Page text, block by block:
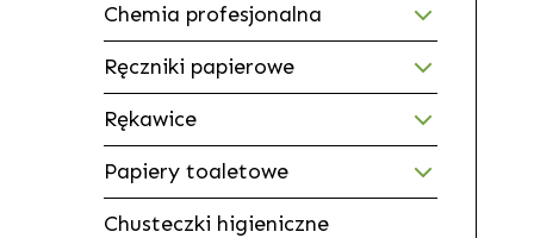
Chemia profesjonalna
Ręczniki papierowe
Rękawice
Papiery toaletowe
Chusteczki higieniczne